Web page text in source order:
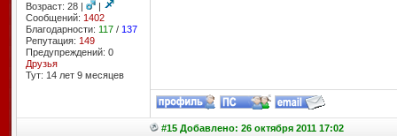
Возраст: 28 |
|
Сообщений: 1402
Благодарности: 117/ 137
Репутация: 149
Предупреждений: 0
Друзья
Тут: 14 лет 9 месяцев
#15 Добавлено: 26 октября 2011 17:02